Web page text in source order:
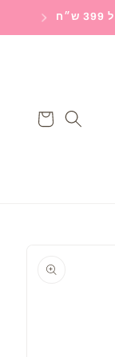
עגלה